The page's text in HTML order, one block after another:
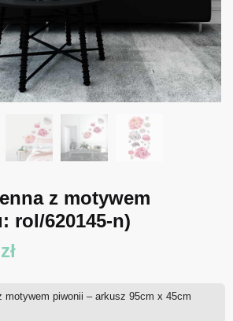
z motywem
rol/620145-n)
złZakres
od
motywem piwonii – arkusz 95cm x 45cm